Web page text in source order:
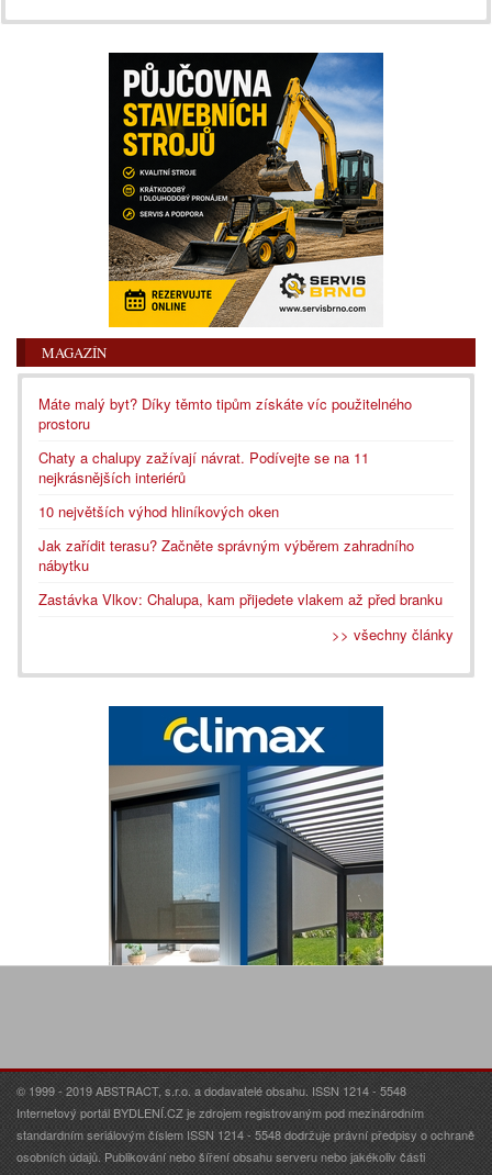
MAGAZÍN
Máte malý byt? Díky těmto tipům získáte víc použitelného
prostoru
Chaty a chalupy zažívají návrat. Podívejte se na 11
nejkrásnějších interiérů
10 největších výhod hliníkových oken
Jak zařídit terasu? Začněte správným výběrem zahradního
nábytku
Zastávka Vlkov: Chalupa, kam přijedete vlakem až před branku
>> všechny články
© 1999 - 2019 ABSTRACT, s.r.o. a dodavatelé obsahu. ISSN 1214 - 5548
Internetový portál BYDLENÍ.CZ je zdrojem registrovaným pod mezinárodním
standardním seriálovým číslem ISSN 1214 - 5548 dodržuje právní předpisy o ochraně
osobních údajů. Publikování nebo šíření obsahu serveru nebo jakékoliv části